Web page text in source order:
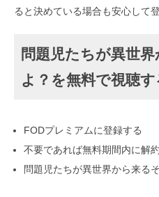
ると決めている場合も安心して
問題児たちが異世
よ？を無料で視聴
FODプレミアムに登録する
不要であれば無料期間内に解
問題児たちが異世界から来る